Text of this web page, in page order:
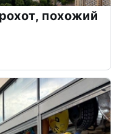
похожий